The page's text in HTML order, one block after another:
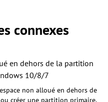
connexes
en dehors de la partition
10/8/7
non alloué en dehors de
créer une partition primaire.